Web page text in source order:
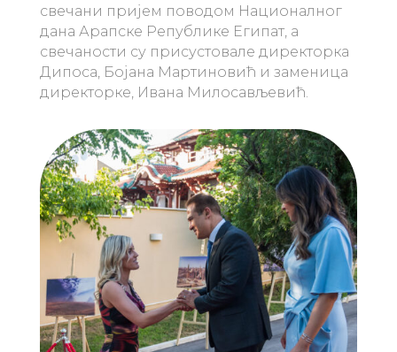
свечани пријем поводом Националног
дана Арапске Републике Египат, а
свечаности су присустовале директорка
Дипоса, Бојана Мартиновић и заменица
директорке, Ивана Милосављевић.